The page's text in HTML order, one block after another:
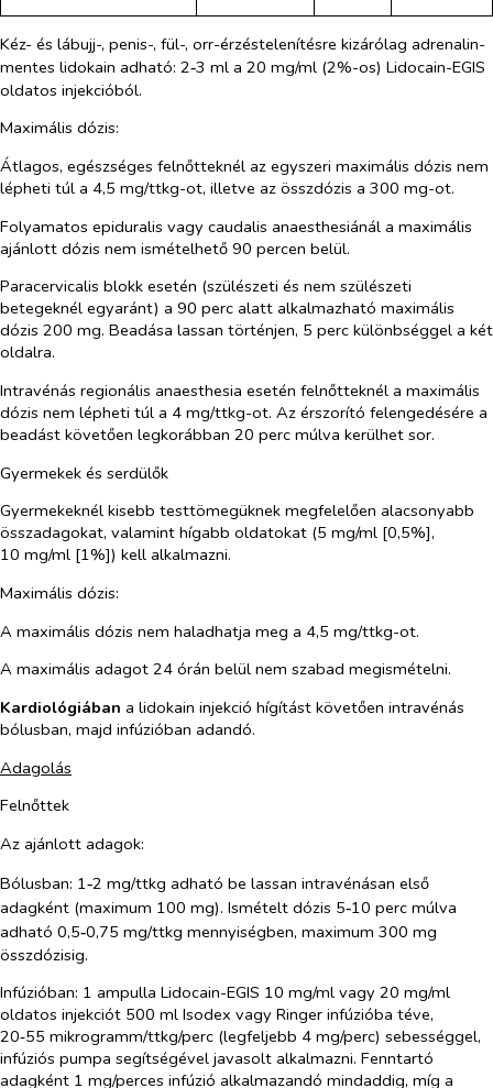
Kéz- és lábujj-, penis-, fül-, orr-érzéstelenítésre kizárólag adrenalin-
mentes lidokain adható: 2‑3 ml a 20 mg/ml (2%-os) Lidocain-EGIS
oldatos injekcióból.
Maximális dózis:
Átlagos, egészséges felnőtteknél az egyszeri maximális dózis nem
lépheti túl a 4,5 mg/ttkg-ot, illetve az összdózis a 300 mg-ot.
Folyamatos epiduralis vagy caudalis anaesthesiánál a maximális
ajánlott dózis nem ismételhető 90 percen belül.
Paracervicalis blokk esetén (szülészeti és nem szülészeti
betegeknél egyaránt) a 90 perc alatt alkalmazható maximális
dózis 200 mg. Beadása lassan történjen, 5 perc különbséggel a két
oldalra.
Intravénás regionális anaesthesia esetén felnőtteknél a maximális
dózis nem lépheti túl a 4 mg/ttkg-ot. Az érszorító felengedésére a
beadást követően legkorábban 20 perc múlva kerülhet sor.
Gyermekek és serdülők
Gyermekeknél kisebb testtömegüknek megfelelően alacsonyabb
összadagokat, valamint hígabb oldatokat (5 mg/ml [0,5%],
10 mg/ml [1%]) kell alkalmazni.
Maximális dózis:
A maximális dózis nem haladhatja meg a 4,5 mg/ttkg-ot.
A maximális adagot 24 órán belül nem szabad megismételni.
Kardiológiában a lidokain injekció hígítást követően intravénás
bólusban, majd infúzióban adandó.
Adagolás
Felnőttek
Az ajánlott adagok:
Bólusban: 1‑2 mg/ttkg adható be lassan intravénásan első
adagként (maximum 100 mg). Ismételt dózis 5‑10 perc múlva
adható 0,5‑0,75 mg/ttkg mennyiségben, maximum 300 mg
összdózisig.
Infúzióban: 1 ampulla Lidocain-EGIS 10 mg/ml vagy 20 mg/ml
oldatos injekciót 500 ml Isodex vagy Ringer infúzióba téve,
20‑55 mikrogramm/ttkg/perc (legfeljebb 4 mg/perc) sebességgel,
infúziós pumpa segítségével javasolt alkalmazni. Fenntartó
adagként 1 mg/perces infúzió alkalmazandó mindaddig, míg a